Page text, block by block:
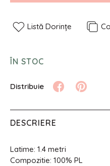
Listă Dorințe
ÎN STOC
DESCRIERE
Latime: 1.4 metri
Compozitie: 100% PL